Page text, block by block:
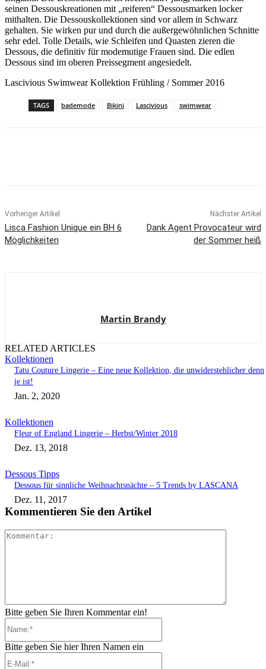
seinen Dessouskreationen mit „reiferen“ Dessousmarken locker
mithalten. Die Dessouskollektionen sind vor allem in Schwarz
gehalten. Sie wirken pur und durch die außergewöhnlichen Schnitte
sehr edel. Tolle Details, wie Schleifen und Quasten zieren die
Dessous, die definitiv für modemutige Frauen sind. Die edlen
Dessous sind im oberen Preissegment angesiedelt.
Lascivious Swimwear Kollektion Frühling / Sommer 2016
TAGS bademode Bikini Lascivious swimwear
Vorheriger Artikel
Lisca Fashion Unique ein BH 6
Möglichkeiten
Nächster Artikel
Dank Agent Provocateur wird
der Sommer heiß
Martin Brandy
RELATED ARTICLES
Kollektionen
Tatu Couture Lingerie – Eine neue Kollektion, die unwiderstehlicher denn
je ist!
Jan. 2, 2020
Kollektionen
Fleur of England Lingerie – Herbst/Winter 2018
Dez. 13, 2018
Dessous Tipps
Dessous für sinnliche Weihnachtsnächte – 5 Trends by LASCANA
Dez. 11, 2017
Kommentieren Sie den Artikel
Bitte geben Sie Ihren Kommentar ein!
Bitte geben Sie hier Ihren Namen ein